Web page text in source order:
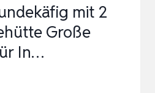
mit 2
Große
In…